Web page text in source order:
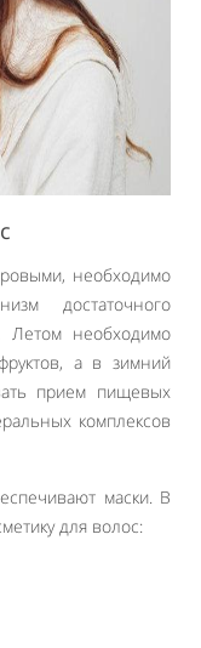
необходимо
достаточного
Летом необходимо
а в зимний
прием пищевых
комплексов
маски. В
для волос: